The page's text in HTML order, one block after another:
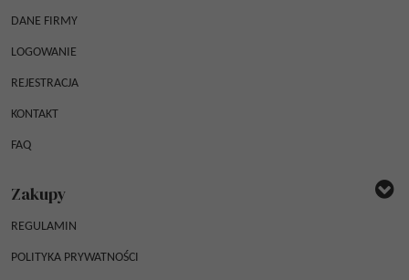
DANE FIRMY
LOGOWANIE
REJESTRACJA
KONTAKT
FAQ
Zakupy
REGULAMIN
POLITYKA PRYWATNOŚCI